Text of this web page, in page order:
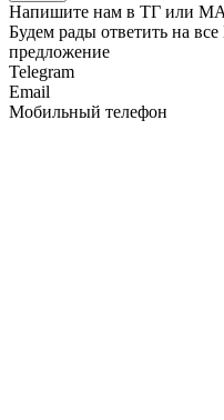
Напишите нам в ТГ или
Будем рады ответить на
предложение
Telegram
Email
Мобильный телефон